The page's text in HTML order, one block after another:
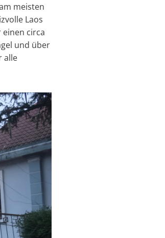
meisten
Laos
circa
und über
alle